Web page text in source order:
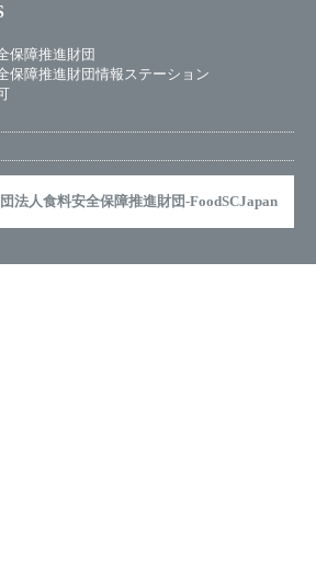
保障推進財団
保障推進財団情報ステーション
法人食料安全保障推進財団-FoodSCJapan